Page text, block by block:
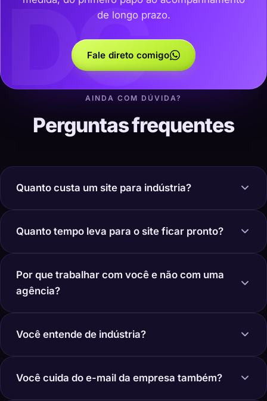
DC
de longo prazo.
Fale direto comigo
AINDA COM DÚVIDA?
Perguntas frequentes
Quanto custa um site para indústria?
Quanto tempo leva para o site ficar pronto?
Por que trabalhar com você e não com uma
agência?
Você entende de indústria?
Você cuida do e-mail da empresa também?